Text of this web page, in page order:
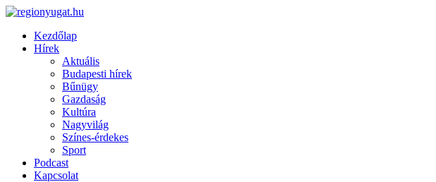
Kezdőlap
Hírek
Aktuális
Budapesti hírek
Bűnügy
Gazdaság
Kultúra
Nagyvilág
Színes-érdekes
Sport
Podcast
Kapcsolat